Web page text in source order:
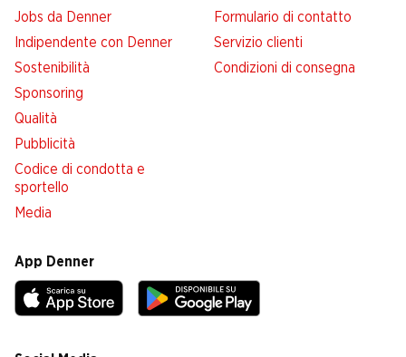
Jobs da Denner
Indipendente con Denner
Sostenibilità
Sponsoring
Qualità
Pubblicità
Codice di condotta e
sportello
Media
Formulario di contatto
Servizio clienti
Condizioni di consegna
App Denner